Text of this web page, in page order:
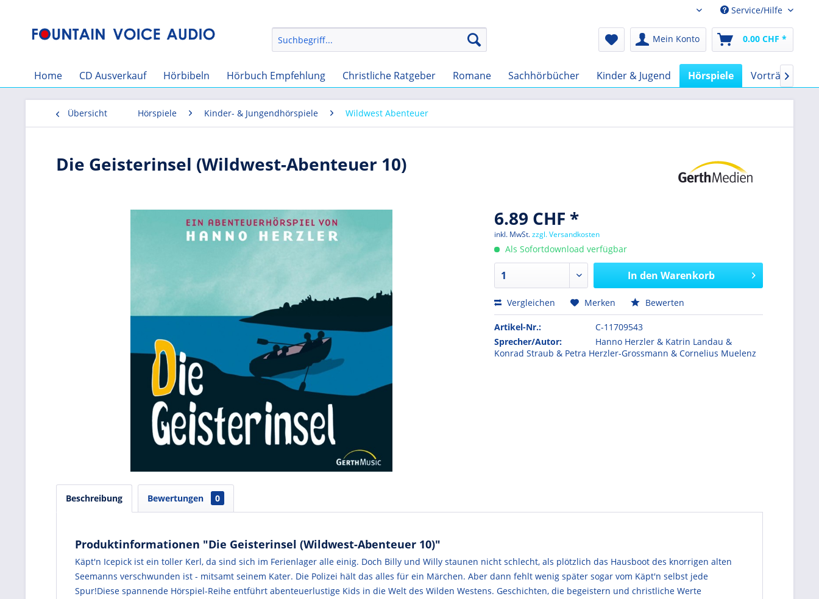
Audio-Book CHFService/Hilfe
Mein Konto 0.00 CHF *
Home CD Ausverkauf Hörbibeln Hörbuch Empfehlung Christliche Ratgeber Romane Sachhörbücher Kinder & Jugend Hörspiele Vorträge

Übersicht Hörspiele Kinder- & Jungendhörspiele Wildwest Abenteuer
Die Geisterinsel (Wildwest-Abenteuer 10)
6.89 CHF *
inkl. MwSt.zzgl. Versandkosten
Als Sofortdownload verfügbar
In den Warenkorb
Vergleichen Merken Bewerten
Artikel-Nr.:
C-11709543
Sprecher/Autor:
Hanno Herzler & Katrin Landau &
Konrad Straub & Petra Herzler-Grossmann & Cornelius Muelenz
Beschreibung Bewertungen 0
Produktinformationen "Die Geisterinsel (Wildwest-Abenteuer 10)"
Käpt'n Icepick ist ein toller Kerl, da sind sich im Ferienlager alle einig. Doch Billy und Willy staunen nicht schlecht, als plötzlich das Hausboot des knorrigen alten
Seemanns verschwunden ist - mitsamt seinem Kater. Die Polizei hält das alles für ein Märchen. Aber dann fehlt wenig später sogar vom Käpt'n selbst jede
Spur!Diese spannende Hörspiel-Reihe entführt abenteuerlustige Kids in die Welt des Wilden Westens. Geschichten, die begeistern und christliche Werte